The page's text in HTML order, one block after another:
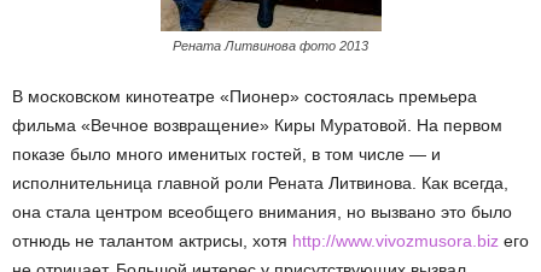
Рената Литвинова фото 2013
В московском кинотеатре «Пионер» состоялась премьера
фильма «Вечное возвращение» Киры Муратовой. На первом
показе было много именитых гостей, в том числе — и
исполнительница главной роли Рената Литвинова. Как всегда,
она стала центром всеобщего внимания, но вызвано это было
отнюдь не талантом актрисы, хотя http://www.vivozmusora.biz его